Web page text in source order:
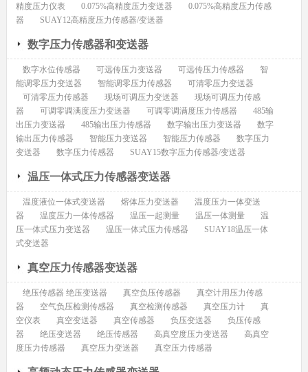
精度压力仪表
0.075%高精度压力变送器
0.075%高精度压力传感
器
SUAY12高精度压力传感器/变送器
数字压力传感器和变送器
数字水位传感器 可远传压力变送器 可远传压力传感器
智
能调零压力变送器
智能调零压力传感器
可清零压力变送器
可清零压力传感器
现场可调压力变送器
现场可调压力传感
器
可调零调满度压力变送器 可调零调满度压力传感器
485输
出压力变送器
485输出压力传感器 数字输出压力变送器
数字
输出压力传感器
智能压力变送器 智能压力传感器
数字压力
变送器
数字压力传感器 SUAY15数字压力传感器/变送器
温压一体式压力传感器变送器
温度液位一体式变送器 熔体压力变送器
温度压力一体变送
器
温度压力一体传感器 温压一起测量 温压一体测量
温
压一体式压力变送器
温压一体式压力传感器
SUAY18温压一体
式变送器
真空压力传感器变送器
绝压传感器 绝压变送器 真空负压传感器
真空计用压力传感
器
空气负压检测传感器 真空检测传感器 真空压力计
真
空仪表
真空变送器 真空传感器 负压变送器
负压传感
器
绝压变送器 绝压传感器 高真空度压力变送器
高真空
度压力传感器
真空压力变送器 真空压力传感器